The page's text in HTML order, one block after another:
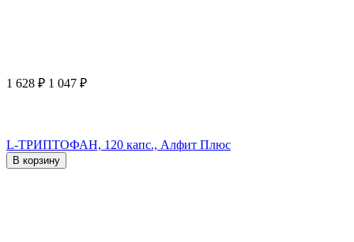
1 628 ₽ 1 047 ₽
L-ТРИПТОФАН, 120 капс., Алфит Плюс
В корзину